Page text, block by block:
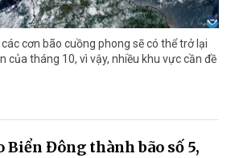
cơn bão cuồng phong sẽ có thể trở lại
của tháng 10, vì vậy, nhiều khu vực cần đề
Biển Đông thành bão số 5,